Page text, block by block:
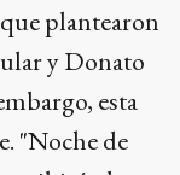
plantearon
y Donato
esta
"Noche de